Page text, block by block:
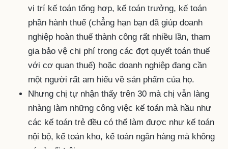
vị trí kế toán tổng hợp, kế toán trưởng, kế toán
phần hành thuế (chẳng hạn bạn đã giúp doanh
nghiệp hoàn thuế thành công rất nhiều lần, tham
gia bảo vệ chi phí trong các đợt quyết toán thuế
với cơ quan thuế) hoặc doanh nghiệp đang cần
một người rất am hiểu về sản phẩm của họ.
Nhưng chị tự nhận thấy trên 30 mà chị vẫn làng
nhàng làm những công việc kế toán mà hầu như
các kế toán trẻ đều có thể làm được như kế toán
nội bộ, kế toán kho, kế toán ngân hàng mà không